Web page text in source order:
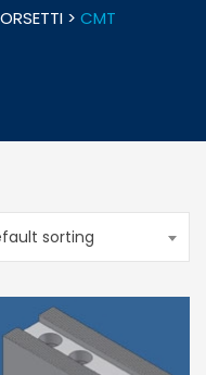
> CMT
sorting